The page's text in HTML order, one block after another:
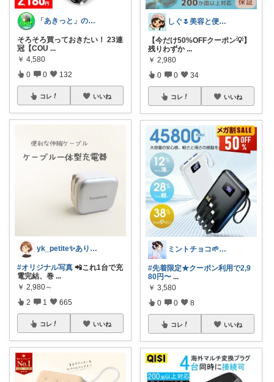
「あきっと」の癒やし部屋！
そろそろ買っておきたい！ 23連
冠【COU ...
￥ 4,580
0 0 132
コレ いいね
yk_petite✨ありがとう😭
#オリジナル写真 📲これ1台で充
電完結、巻 ...
￥ 2,980～
2 1 665
コレ いいね
しぐ🌷美容と便利な小物🍀
【今だけ50%OFFクーポン💡】
残りわずか ...
￥ 2,980
0 0 34
コレ いいね
ミントチョコ🌱いつもありがとう
#先着限定★クーポン利用で2,9
80円〜 ...
￥ 3,580
0 0 8
コレ いいね